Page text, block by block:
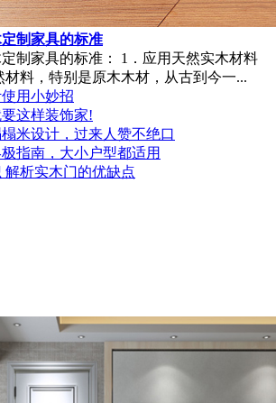
制家具的标准
制家具的标准： 1．应用天然实木材料
材料，特别是原木木材，从古到今一...
用小妙招
这样装饰家!
米设计，过来人赞不绝口
指南，大小户型都适用
解析实木门的优缺点